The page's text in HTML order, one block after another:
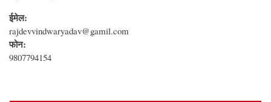
ईमेल:
rajdevvindwaryadav@gamil.com
फोन:
9807794154